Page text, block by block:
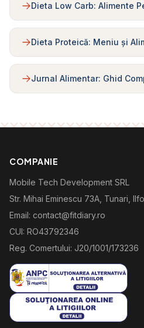
Dieta Low Carb: Alimente
Dieta Proteică: Meniu și
Jurnal Alimentar: Ghid
COMPANIE
Mobile Tech Development SRL
Str. Mihai Eminescu 73A, Tunari,
Email: contact@fitdiary.ro
CUI: RO43792346
Reg. Comertului: J20/1001/173236